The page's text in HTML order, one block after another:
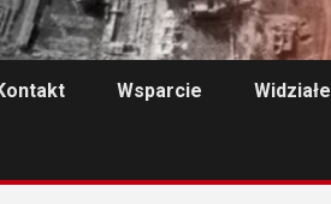
Wsparcie